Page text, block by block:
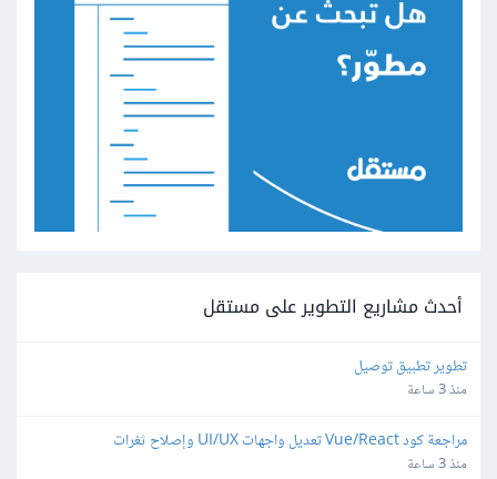
أحدث مشاريع التطوير على مستقل
تطوير تطبيق توصيل
منذ 3 ساعة
مراجعة كود Vue/React تعديل واجهات UI/UX وإصلاح ثغرات
منذ 3 ساعة